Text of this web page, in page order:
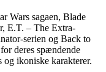
Wars sagaen, Blade
E.T. – The Extra-
serien og Back to
deres spændende
ikoniske karakterer.